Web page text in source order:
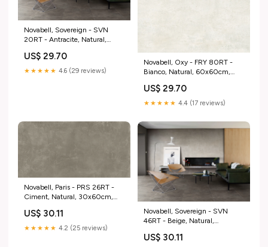
Novabell, Sovereign - SVN
20RT - Antracite, Natural,
Gneis
US$ 29.70
★★★★★ 4.6 (29 reviews)
Novabell, Oxy - FRY 80RT -
Bianco, Natural, 60x60cm,
US$ 29.70
★★★★★ 4.4 (17 reviews)
Novabell, Paris - PRS 26RT -
Ciment, Natural, 30x60cm,
US$ 30.11
★★★★★ 4.2 (25 reviews)
Novabell, Sovereign - SVN
46RT - Beige, Natural,
Tropico
US$ 30.11